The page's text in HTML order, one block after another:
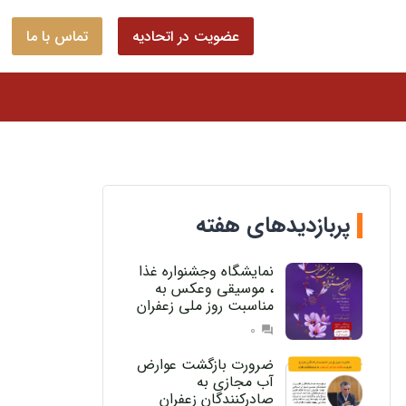
عضویت در اتحادیه تماس با ما
پربازدیدهای هفته
نمایشگاه وجشنواره غذا
، موسیقی وعکس به
مناسبت روز ملی زعفران
question_answer
0
ضرورت بازگشت عوارض
آب مجازی به
صادرکنندگان زعفران